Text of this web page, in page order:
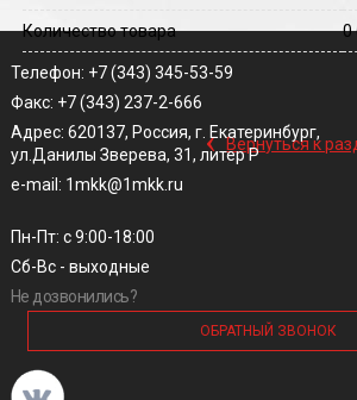
Количество товара 0
‹ Вернуться к
Телефон: +7 (343) 345-53-59
Факс: +7 (343) 237-2-666
Адрес: 620137, Россия, г. Екатеринбург,
ул.Данилы Зверева, 31, литер Р
e-mail: 1mkk@1mkk.ru
Пн-Пт: с 9:00-18:00
Сб-Вс - выходные
Не дозвонились?
ОБРАТНЫЙ ЗВОНОК